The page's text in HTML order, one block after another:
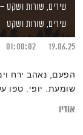
שירים, שורות ושקט – 21.6.25
שירים, שורות ושקט
19.06.25
01:00:02
הפעם, נאהב ירח
שומעת. יופי. טפו
אודיו